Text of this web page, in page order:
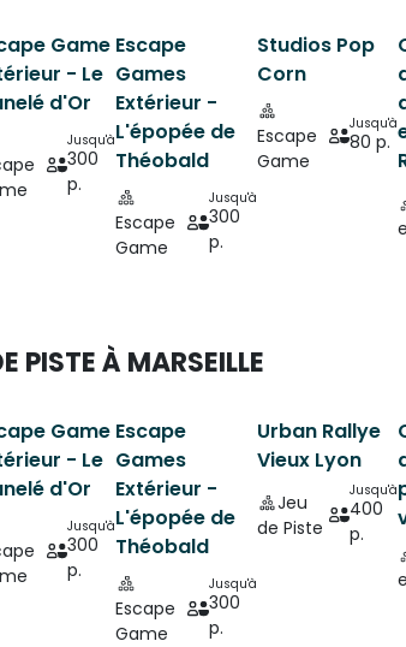
Game
- Le
d'Or
Jusqu'à
300
p.
Escape
Games
Extérieur -
L'épopée de
Théobald
Escape
Game
Jusqu'à
300
p.
Studios Pop
Corn
Escape
Game
Jusqu'à
80 p.
PISTE À MARSEILLE
Game
- Le
d'Or
Jusqu'à
300
p.
Escape
Games
Extérieur -
L'épopée de
Théobald
Escape
Game
Jusqu'à
300
p.
Urban Rallye
Vieux Lyon
Jeu
de Piste
Jusqu'à
400
p.